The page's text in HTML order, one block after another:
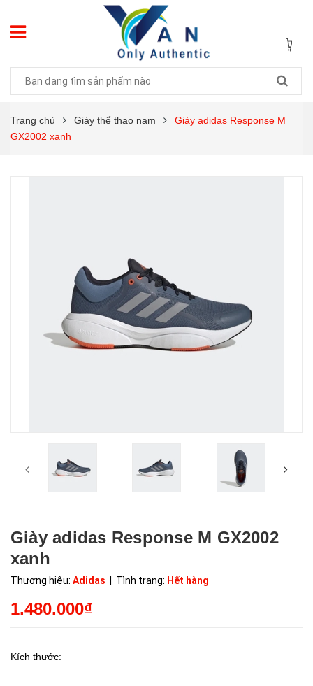
Trang chủ Giày thể thao nam
Giày adidas Response M
GX2002 xanh
Giày adidas Response M GX2002
xanh
Thương hiệu: Adidas | Tình trạng: Hết hàng
1.480.000₫
Kích thước: